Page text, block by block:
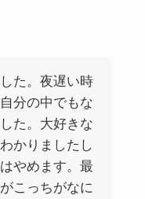
た。夜遅い時
分の中でもな
た。大好きな
かりましたし
やめます。最
こっちがなに